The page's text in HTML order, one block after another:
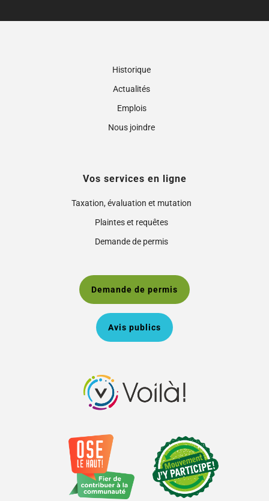
Historique
Actualités
Emplois
Nous joindre
Vos services en ligne
Taxation, évaluation et mutation
Plaintes et requêtes
Demande de permis
Demande de permis
Avis publics